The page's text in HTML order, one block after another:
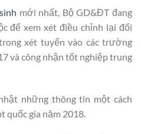
mới nhất, Bộ GD&ĐT đang
để xem xét điều chỉnh lại đối
xét tuyển vào các trường
và công nhận tốt nghiệp trung
những thông tin một cách
quốc gia năm 2018.